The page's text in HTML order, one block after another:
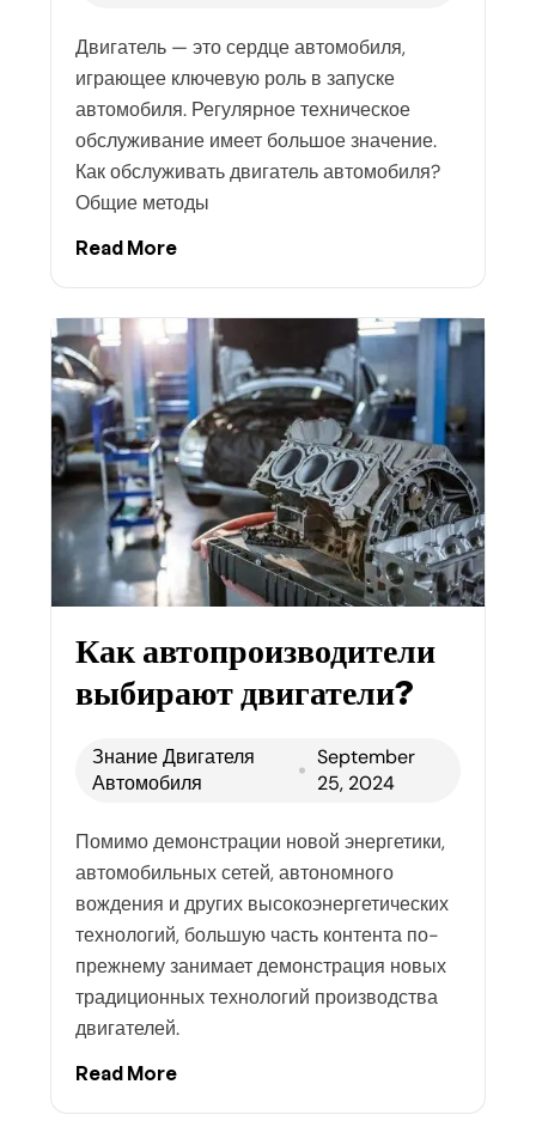
Двигатель — это сердце автомобиля,
играющее ключевую роль в запуске
автомобиля. Регулярное техническое
обслуживание имеет большое значение.
Как обслуживать двигатель автомобиля?
Общие методы
Read More
Как автопроизводители
выбирают двигатели?
Знание Двигателя
Автомобиля
September
25, 2024
Помимо демонстрации новой энергетики,
автомобильных сетей, автономного
вождения и других высокоэнергетических
технологий, большую часть контента по-
прежнему занимает демонстрация новых
традиционных технологий производства
двигателей.
Read More